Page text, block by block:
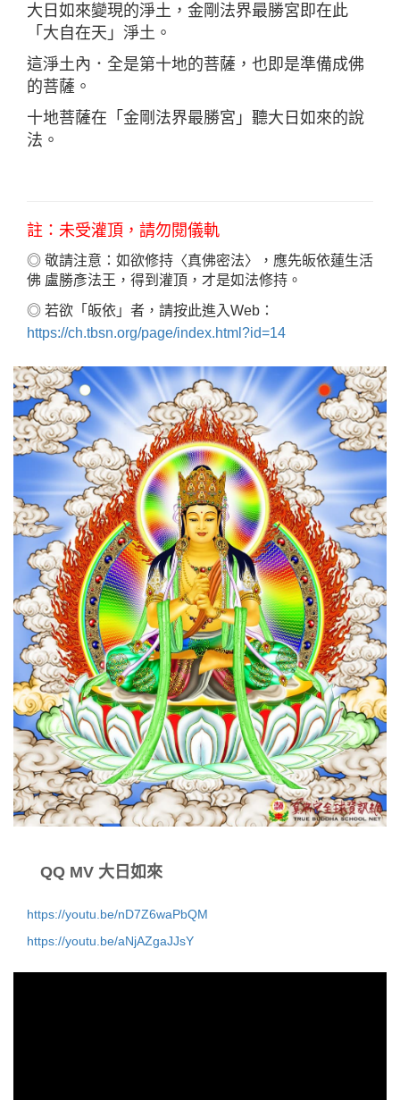
大日如來變現的淨土，金剛法界最勝宮即在此
「大自在天」淨土。
這淨土內．全是第十地的菩薩，也即是準備成佛
的菩薩。
十地菩薩在「金剛法界最勝宮」聽大日如來的說
法。
註：未受灌頂，請勿閱儀軌
◎ 敬請注意：如欲修持〈真佛密法〉，應先皈依蓮生活
佛 盧勝彥法王，得到灌頂，才是如法修持。
◎ 若欲「皈依」者，請按此進入Web：
https://ch.tbsn.org/page/index.html?id=14
QQ MV 大日如來
https://youtu.be/nD7Z6waPbQM
https://youtu.be/aNjAZgaJJsY